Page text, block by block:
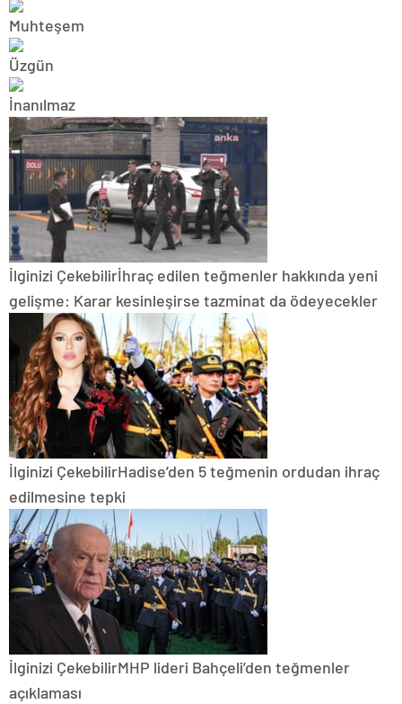
İlginizi Çekebilirİhraç edilen teğmenler hakkında yeni
gelişme: Karar kesinleşirse tazminat da ödeyecekler
İlginizi ÇekebilirHadise’den 5 teğmenin ordudan ihraç
edilmesine tepki
İlginizi ÇekebilirMHP lideri Bahçeli’den teğmenler
açıklaması